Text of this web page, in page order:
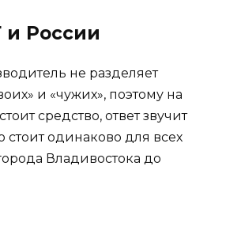
и России
не разделяет
и «чужих», поэтому на
средство, ответ звучит
стоит одинаково для всех
Владивостока до